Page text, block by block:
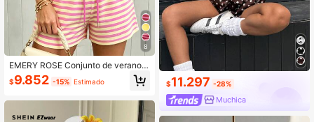
8
EMERY ROSE Conjunto de verano d
e dos piezas para mujer con rayas r
osa y amarillas, camiseta de cuello
es cortos, conjunto deportivo y tran
spirable de ropa de estar en casa
$9.852 -15% Estimado $11.297 -28%
Muchica